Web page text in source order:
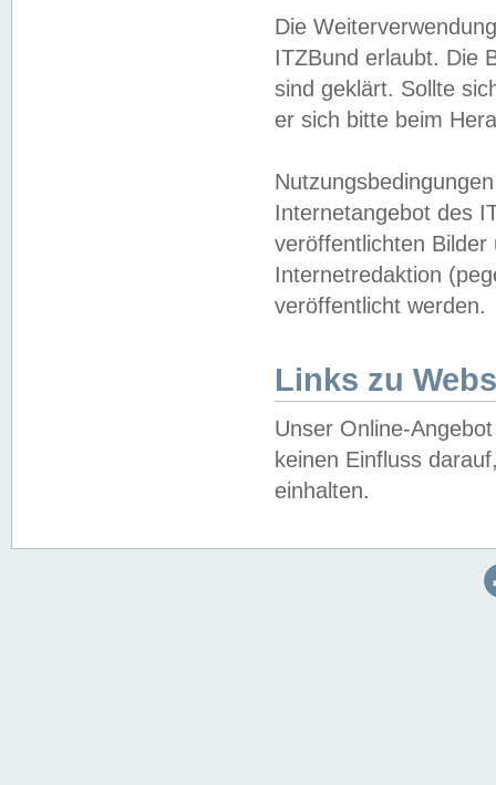
Die
ITZBund erlaubt. Die
sind geklärt. Sollte
er sich bitte beim
Internetangebot des
veröffentlichten
Internetredaktion
veröffentlicht werden.
Links zu
Unser Online-
keinen Einfluss
einhalten.